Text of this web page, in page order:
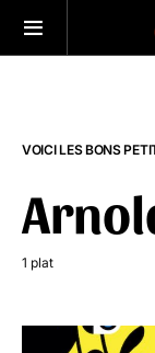
VOICI LES BONS
1 plat